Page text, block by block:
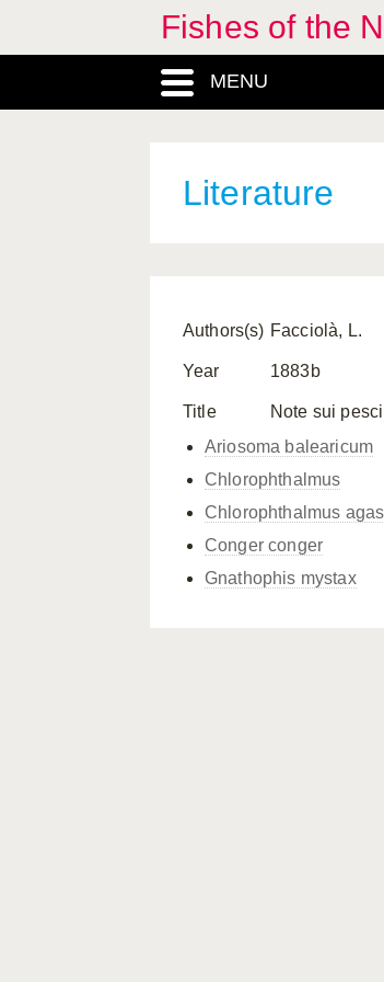
Fishes of the
MENU
Literature
Authors(s) Facciolà, L.
Year 1883b
Title
Note sui
Ariosoma balearicum
Chlorophthalmus
Chlorophthalmus
Conger conger
Gnathophis mystax